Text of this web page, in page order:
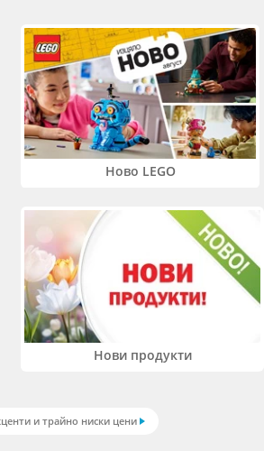
Ново LEGO
Нови продукти
и трайно ниски цени